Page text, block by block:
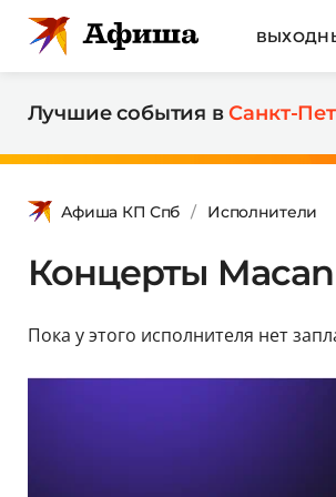
Лучшие события вСанкт-
Афиша КП Спб Исполнители
Концерты
Пока у этого исполнителя нет